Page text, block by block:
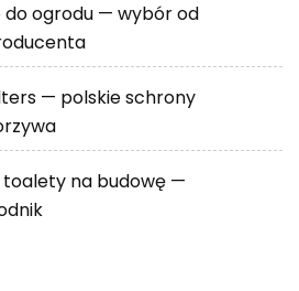
do ogrodu — wybór od
— polskie schrony
na budowę —